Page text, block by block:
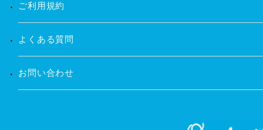
ご利用規約
よくある質問
お問い合わせ